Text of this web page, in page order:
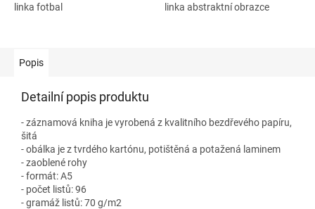
linka fotbal
linka abstraktní obrazce
Popis
Detailní popis produktu
- záznamová kniha je vyrobená z kvalitního bezdřevého papíru,
šitá
- obálka je z tvrdého kartónu, potištěná a potažená laminem
- zaoblené rohy
- formát: A5
- počet listů: 96
- gramáž listů: 70 g/m2